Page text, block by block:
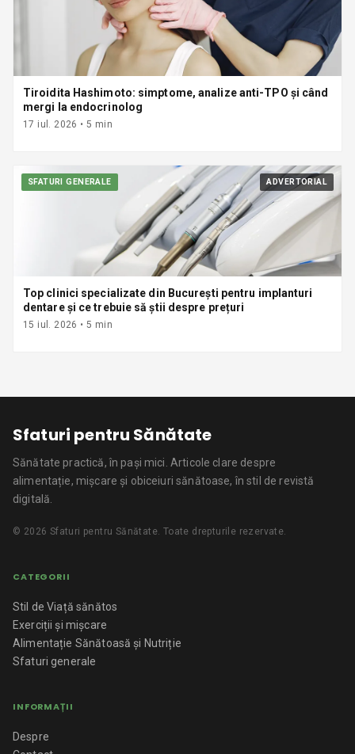
Tiroidita Hashimoto: simptome, analize anti-TPO și când
mergi la endocrinolog
17 iul. 2026 •5 min
SFATURI GENERALE ADVERTORIAL
Top clinici specializate din București pentru implanturi
dentare și ce trebuie să știi despre prețuri
15 iul. 2026 •5 min
Sfaturi pentru Sănătate
Sănătate practică, în pași mici. Articole clare despre
alimentație, mișcare și obiceiuri sănătoase, în stil de revistă
digitală.
© 2026 Sfaturi pentru Sănătate. Toate drepturile rezervate.
CATEGORII
Stil de Viață sănătos
Exerciții și mișcare
Alimentație Sănătoasă și Nutriție
Sfaturi generale
INFORMAȚII
Despre